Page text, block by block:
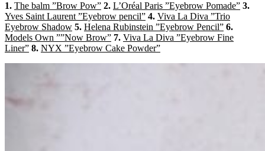
1. The balm ”Brow Pow” 2. L’Oréal Paris ”Eyebrow Pomade” 3.
Yves Saint Laurent ”Eyebrow pencil” 4. Viva La Diva ”Trio
Eyebrow Shadow 5. Helena Rubinstein ”Eyebrow Pencil” 6.
Models Own ””Now Brow” 7. Viva La Diva ”Eyebrow Fine
Liner” 8. NYX ”Eyebrow Cake Powder”